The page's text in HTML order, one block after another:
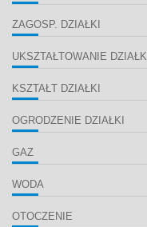
ZAGOSP. DZIAŁKI
UKSZTAŁTOWANIE DZIAŁKI
KSZTAŁT DZIAŁKI
OGRODZENIE DZIAŁKI
GAZ
WODA
OTOCZENIE